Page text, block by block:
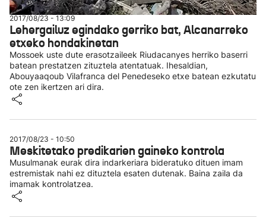
2017/08/23 - 13:09
Lehergailuz egindako gerriko bat, Alcanarreko
etxeko hondakinetan
Mossoek uste dute erasotzaileek Riudacanyes herriko baserri
batean prestatzen zituztela atentatuak. Ihesaldian,
Abouyaaqoub Vilafranca del Penedeseko etxe batean ezkutatu
ote zen ikertzen ari dira.
2017/08/23 - 10:50
Meskitetako predikarien gaineko kontrola
Musulmanak eurak dira indarkeriara bideratuko dituen imam
estremistak nahi ez dituztela esaten dutenak. Baina zaila da
imamak kontrolatzea.